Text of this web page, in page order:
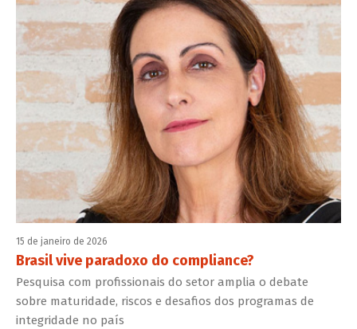
15 de janeiro de 2026
Brasil vive paradoxo do compliance?
Pesquisa com profissionais do setor amplia o debate
sobre maturidade, riscos e desafios dos programas de
integridade no país